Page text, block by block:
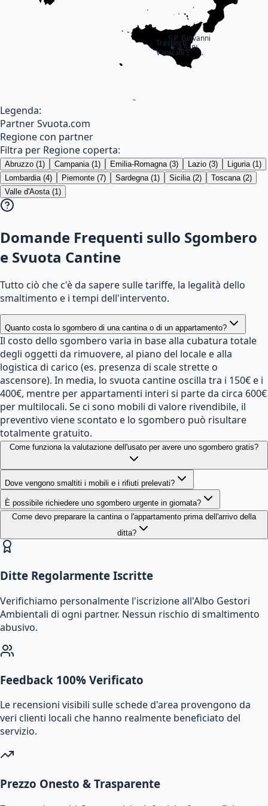
Trasporti
Varacalli S.R.L.
4.5(
S.P. Giovanni
★4.5(8)
Legenda:
Partner Svuota.com
Regione con partner
Filtra per Regione coperta:
Abruzzo (1) Campania (1) Emilia-Romagna (3) Lazio (3) Liguria (1)
Lombardia (4) Piemonte (7) Sardegna (1) Sicilia (2) Toscana (2)
Valle d'Aosta (1)
Domande Frequenti sullo Sgombero
e Svuota Cantine
Tutto ciò che c'è da sapere sulle tariffe, la legalità dello
smaltimento e i tempi dell'intervento.
Quanto costa lo sgombero di una cantina o di un appartamento?
Il costo dello sgombero varia in base alla cubatura totale
degli oggetti da rimuovere, al piano del locale e alla
logistica di carico (es. presenza di scale strette o
ascensore). In media, lo svuota cantine oscilla tra i 150€ e i
400€, mentre per appartamenti interi si parte da circa 600€
per multilocali. Se ci sono mobili di valore rivendibile, il
preventivo viene scontato e lo sgombero può risultare
totalmente gratuito.
Come funziona la valutazione dell'usato per avere uno sgombero gratis?
Dove vengono smaltiti i mobili e i rifiuti prelevati?
È possibile richiedere uno sgombero urgente in giornata?
Come devo preparare la cantina o l'appartamento prima dell'arrivo della
ditta?
Ditte Regolarmente Iscritte
Verifichiamo personalmente l'iscrizione all'Albo Gestori
Ambientali di ogni partner. Nessun rischio di smaltimento
abusivo.
Feedback 100% Verificato
Le recensioni visibili sulle schede d'area provengono da
veri clienti locali che hanno realmente beneficiato del
servizio.
Prezzo Onesto & Trasparente